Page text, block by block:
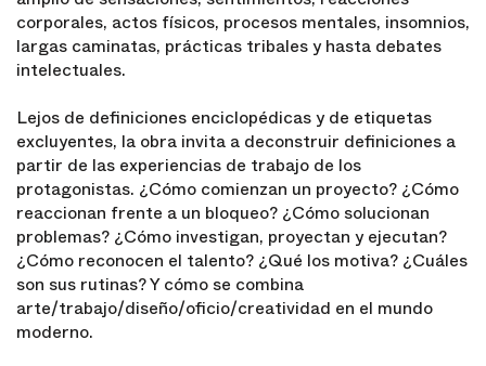
corporales, actos físicos, procesos mentales, insomnios,
largas caminatas, prácticas tribales y hasta debates
intelectuales.
Lejos de definiciones enciclopédicas y de etiquetas
excluyentes, la obra invita a deconstruir definiciones a
partir de las experiencias de trabajo de los
protagonistas. ¿Cómo comienzan un proyecto? ¿Cómo
reaccionan frente a un bloqueo? ¿Cómo solucionan
problemas? ¿Cómo investigan, proyectan y ejecutan?
¿Cómo reconocen el talento? ¿Qué los motiva? ¿Cuáles
son sus rutinas? Y cómo se combina
arte/trabajo/diseño/oficio/creatividad en el mundo
moderno.